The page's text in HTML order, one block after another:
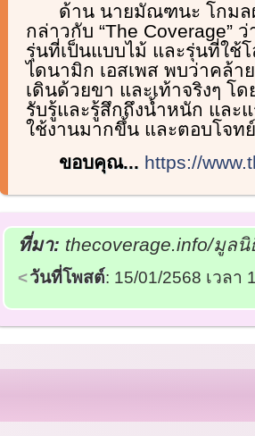
ด้าน นายมัณฑนะ โกมล
กล่าวกับ “The Coverage”
รุ่นที่เป็นแบบไม้ และรุ่นที่ใช้
ไดนามิก เอสเพส พบว่าคล้า
เดินด้วยขา และเท้าจริงๆ โ
รับรู้และรู้สึกถึงน้ำหนัก และ
ใช้งานมากขึ้น และตอบโจท
ขอบคุณ... https://
ที่มา: thecoverage.info/มูล
วันที่โพสต์: 15/01/2568 เวลา